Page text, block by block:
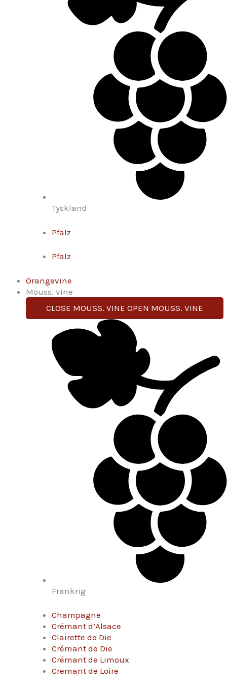
Tyskland
Pfalz
Pfalz
Orangevine
Mouss. vine
CLOSE MOUSS. VINE OPEN MOUSS. VINE
Frankrig
Champagne
Crémant d’Alsace
Clairette de Die
Crémant de Die
Crémant de Limoux
Cremant de Loire